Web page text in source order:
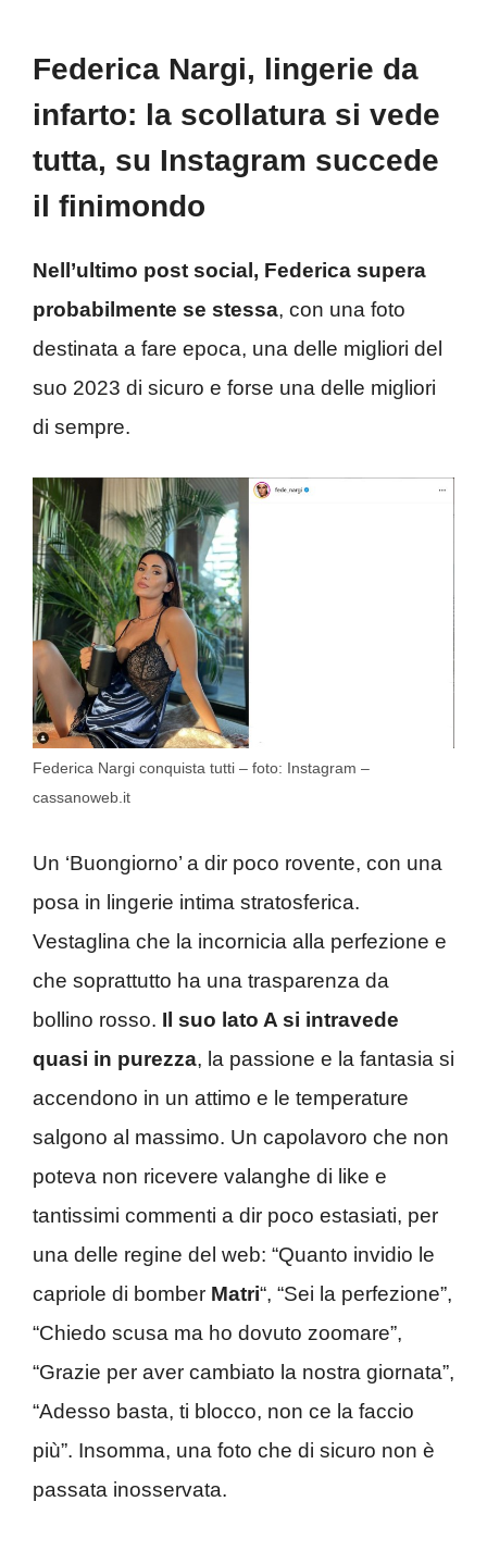
Federica Nargi, lingerie da
infarto: la scollatura si vede
tutta, su Instagram succede
il finimondo
Nell’ultimo post social, Federica supera
probabilmente se stessa, con una foto
destinata a fare epoca, una delle migliori del
suo 2023 di sicuro e forse una delle migliori
di sempre.
Federica Nargi conquista tutti – foto: Instagram –
cassanoweb.it
Un ‘Buongiorno’ a dir poco rovente, con una
posa in lingerie intima stratosferica.
Vestaglina che la incornicia alla perfezione e
che soprattutto ha una trasparenza da
bollino rosso. Il suo lato A si intravede
quasi in purezza, la passione e la fantasia si
accendono in un attimo e le temperature
salgono al massimo. Un capolavoro che non
poteva non ricevere valanghe di like e
tantissimi commenti a dir poco estasiati, per
una delle regine del web: “Quanto invidio le
capriole di bomber Matri“, “Sei la perfezione”,
“Chiedo scusa ma ho dovuto zoomare”,
“Grazie per aver cambiato la nostra giornata”,
“Adesso basta, ti blocco, non ce la faccio
più”. Insomma, una foto che di sicuro non è
passata inosservata.